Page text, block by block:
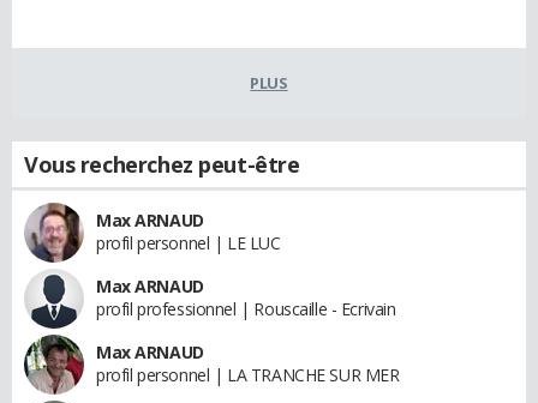
PLUS
Vous recherchez peut-être
Max ARNAUD
profil personnel | LE LUC
Max ARNAUD
profil professionnel | Rouscaille - Ecrivain
Max ARNAUD
profil personnel | LA TRANCHE SUR MER